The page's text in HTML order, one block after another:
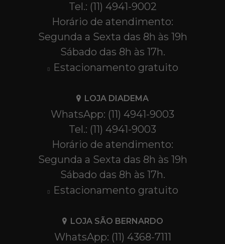
Tel.: (11) 4941-9002
Horário de atendimento:
Segunda a Sexta das 8h às 19h
Sábado das 8h às 17h.
Estacionamento gratuito
LOJA DIADEMA
WhatsApp: (11) 4941-9003
Tel.: (11) 4941-9003
Horário de atendimento:
Segunda a Sexta das 8h às 19h
Sábado das 8h às 17h.
Estacionamento gratuito
LOJA SÃO BERNARDO
WhatsApp: (11) 4368-7111